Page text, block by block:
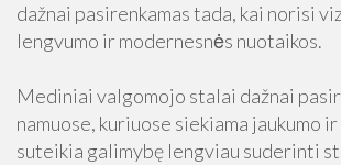
dažnai pasirenkamas tada, kai norisi
lengvumo ir modernesnės nuotaikos.
Mediniai valgomojo stalai dažnai
namuose, kuriuose siekiama jaukumo
suteikia galimybę lengviau suderinti